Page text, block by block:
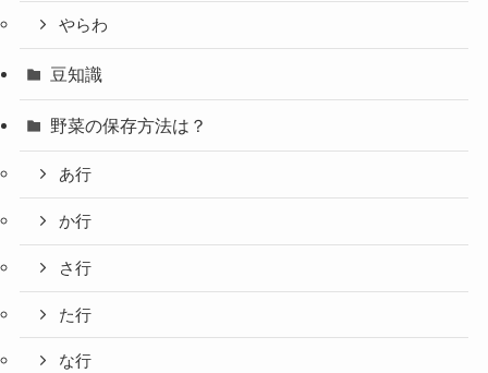
やらわ
豆知識
野菜の保存方法は？
あ行
か行
さ行
た行
な行